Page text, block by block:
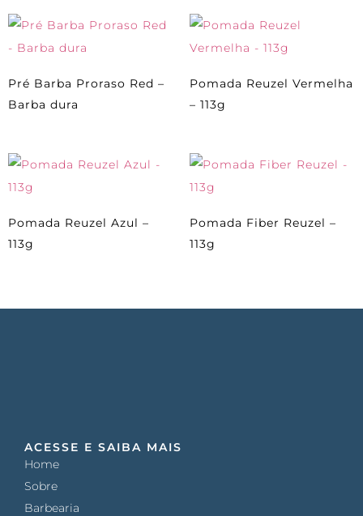
Pré Barba Proraso Red –
Barba dura
Pomada Reuzel Vermelha
– 113g
Pomada Reuzel Azul –
113g
Pomada Fiber Reuzel –
113g
ACESSE E SAIBA MAIS
Home
Sobre
Barbearia